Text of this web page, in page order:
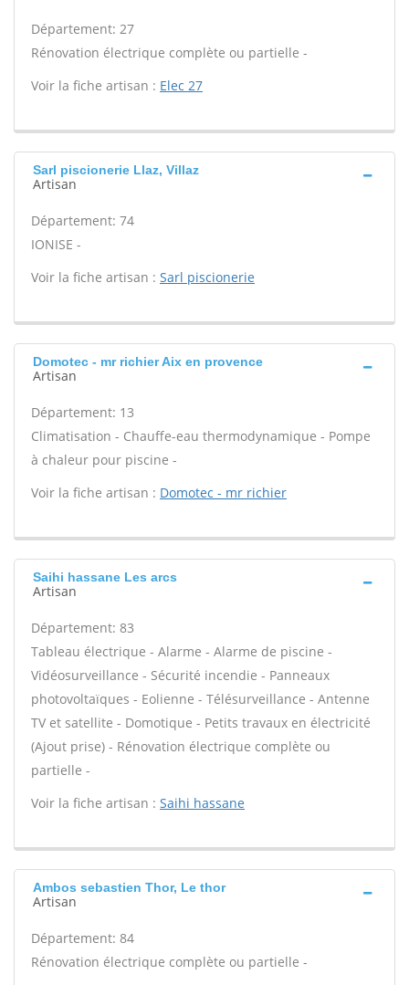
Département: 27
Rénovation électrique complète ou partielle -
Voir la fiche artisan : Elec 27
Sarl piscionerie Llaz, Villaz
Artisan
Département: 74
IONISE -
Voir la fiche artisan : Sarl piscionerie
Domotec - mr richier Aix en provence
Artisan
Département: 13
Climatisation - Chauffe-eau thermodynamique - Pompe
à chaleur pour piscine -
Voir la fiche artisan : Domotec - mr richier
Saihi hassane Les arcs
Artisan
Département: 83
Tableau électrique - Alarme - Alarme de piscine -
Vidéosurveillance - Sécurité incendie - Panneaux
photovoltaïques - Eolienne - Télésurveillance - Antenne
TV et satellite - Domotique - Petits travaux en électricité
(Ajout prise) - Rénovation électrique complète ou
partielle -
Voir la fiche artisan : Saihi hassane
Ambos sebastien Thor, Le thor
Artisan
Département: 84
Rénovation électrique complète ou partielle -